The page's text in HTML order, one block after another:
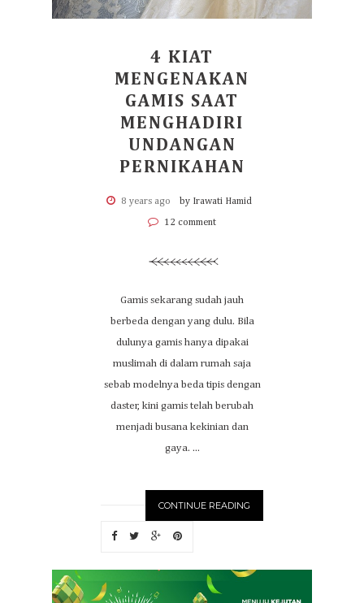
4 KIAT
MENGENAKAN
GAMIS SAAT
MENGHADIRI
UNDANGAN
PERNIKAHAN
8 years ago by Irawati Hamid
12 comment
Gamis sekarang sudah jauh
berbeda dengan yang dulu. Bila
dulunya gamis hanya dipakai
muslimah di dalam rumah saja
sebab modelnya beda tipis dengan
daster, kini gamis telah berubah
menjadi busana kekinian dan
gaya. ...
CONTINUE READING